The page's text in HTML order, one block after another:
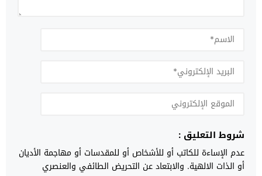
شروط التعليق :
عدم الإساءة للكاتب أو للأشخاص أو للمقدسات أو مهاجمة الأديان
أو الذات الالهية. والابتعاد عن التحريض الطائفي والعنصري